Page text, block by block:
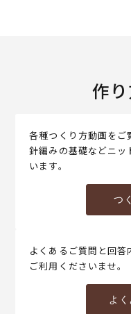
作
各種つくり方動画をご
針編みの基礎などニッ
います。
つ
よくあるご質問と回
ご利用くださいませ。
よ